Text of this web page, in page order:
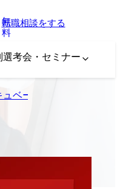
無
料
転職相談をする
選考会・セミナー
ュベータ(DI)はやばい？